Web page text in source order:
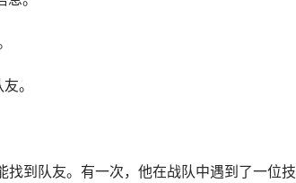
。
到队友。有一次，他在战队中遇到了一位技